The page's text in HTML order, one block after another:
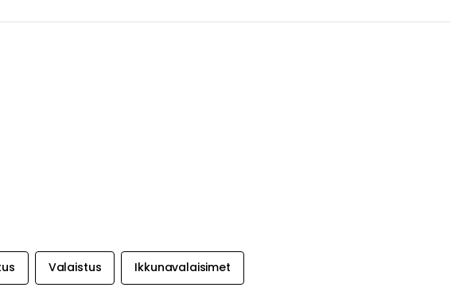
Valaistus Ikkunavalaisimet